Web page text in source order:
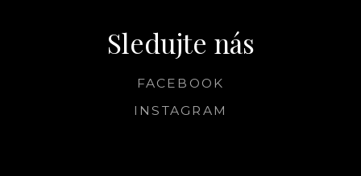
Sledujte nás
FACEBOOK
INSTAGRAM